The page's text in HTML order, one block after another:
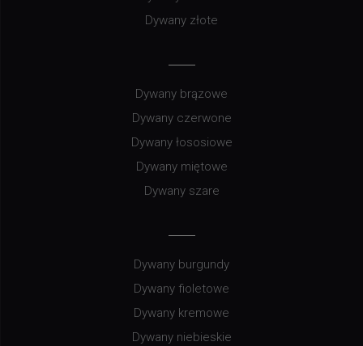
Dywany złote
Dywany brązowe
Dywany czerwone
Dywany łososiowe
Dywany miętowe
Dywany szare
Dywany burgundy
Dywany fioletowe
Dywany kremowe
Dywany niebieskie